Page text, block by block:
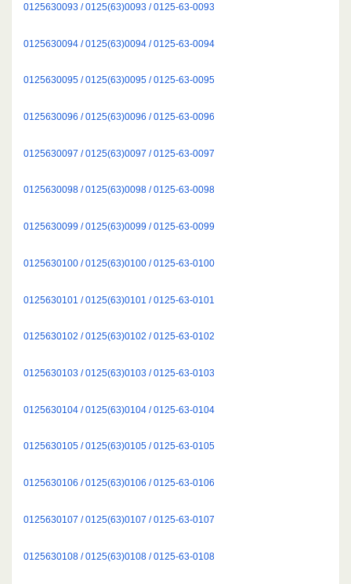
0125630093 / 0125(63)0093 / 0125-63-0093
0125630094 / 0125(63)0094 / 0125-63-0094
0125630095 / 0125(63)0095 / 0125-63-0095
0125630096 / 0125(63)0096 / 0125-63-0096
0125630097 / 0125(63)0097 / 0125-63-0097
0125630098 / 0125(63)0098 / 0125-63-0098
0125630099 / 0125(63)0099 / 0125-63-0099
0125630100 / 0125(63)0100 / 0125-63-0100
0125630101 / 0125(63)0101 / 0125-63-0101
0125630102 / 0125(63)0102 / 0125-63-0102
0125630103 / 0125(63)0103 / 0125-63-0103
0125630104 / 0125(63)0104 / 0125-63-0104
0125630105 / 0125(63)0105 / 0125-63-0105
0125630106 / 0125(63)0106 / 0125-63-0106
0125630107 / 0125(63)0107 / 0125-63-0107
0125630108 / 0125(63)0108 / 0125-63-0108